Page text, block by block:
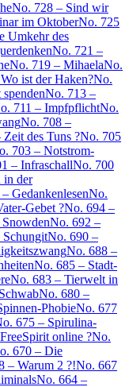
No. 728 – Sind wir
im OktoberNo. 725
Umkehr des
No. 721 –
No. 719 – MihaelaNo.
ist der Haken?No.
No. 713 –
711 – ImpfpflichtNo.
No. 708 –
des Tuns ?No. 705
703 – Notstrom-
– InfraschallNo. 700
in der
GedankenlesenNo.
Gebet ?No. 694 –
No. 692 –
No. 690 –
No. 688 –
No. 685 – Stadt-
No. 683 – Tierwelt in
No. 680 –
PhobieNo. 677
675 – Spirulina-
online ?No.
670 – Die
– Warum 2 ?!No. 667
No. 664 –